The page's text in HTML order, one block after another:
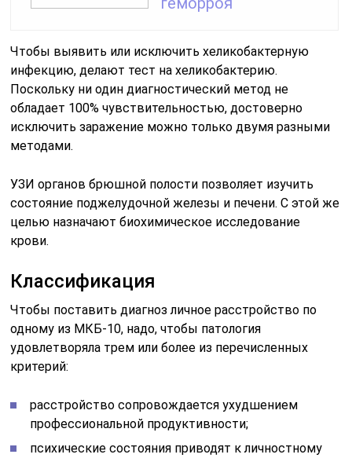
Чтобы выявить или исключить хеликобактерную
инфекцию, делают тест на хеликобактерию.
Поскольку ни один диагностический метод не
обладает 100% чувствительностью, достоверно
исключить заражение можно только двумя разными
методами.
УЗИ органов брюшной полости позволяет изучить
состояние поджелудочной железы и печени. С этой же
целью назначают биохимическое исследование
крови.
Классификация
Чтобы поставить диагноз личное расстройство по
одному из МКБ-10, надо, чтобы патология
удовлетворяла трем или более из перечисленных
критерий:
расстройство сопровождается ухудшением
профессиональной продуктивности;
психические состояния приводят к личностному